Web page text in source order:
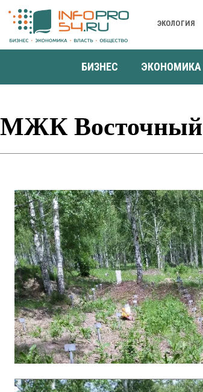
ЭКОЛОГИЯ
БИЗНЕС ЭКОНОМИКА
МЖК Восточный